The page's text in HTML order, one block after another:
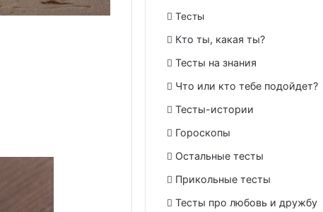
Тесты
Кто ты, какая ты?
Тесты на знания
Что или кто тебе подойдет?
Тесты-истории
Гороскопы
Остальные тесты
Прикольные тесты
Тесты про любовь и дружбу